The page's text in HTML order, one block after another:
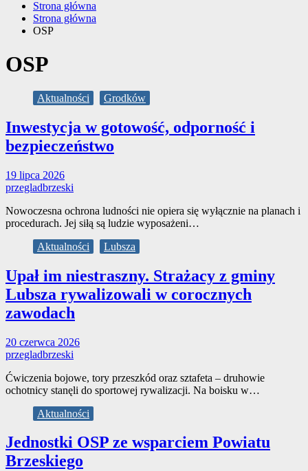
Strona główna
Strona główna
OSP
OSP
Aktualności Grodków
Inwestycja w gotowość, odporność i
bezpieczeństwo
19 lipca 2026
przegladbrzeski
Nowoczesna ochrona ludności nie opiera się wyłącznie na planach i
procedurach. Jej siłą są ludzie wyposażeni…
Aktualności
Lubsza
Upał im niestraszny. Strażacy z gminy
Lubsza rywalizowali w corocznych
zawodach
20 czerwca 2026
przegladbrzeski
Ćwiczenia bojowe, tory przeszkód oraz sztafeta – druhowie
ochotnicy stanęli do sportowej rywalizacji. Na boisku w…
Aktualności
Jednostki OSP ze wsparciem Powiatu
Brzeskiego